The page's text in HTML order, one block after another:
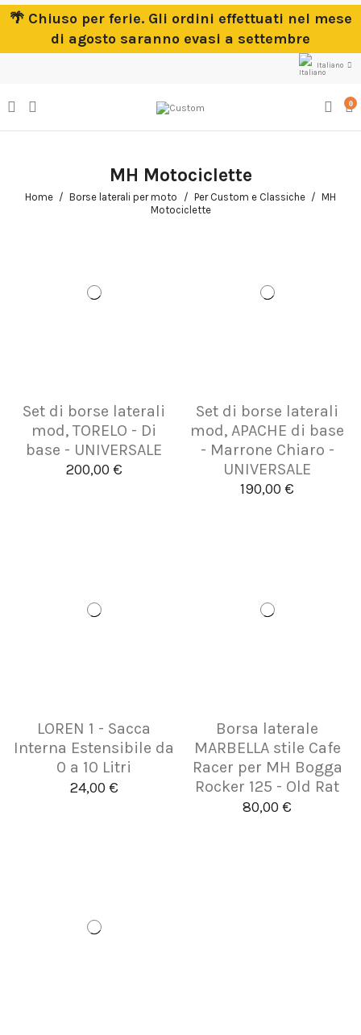
🌴 Chiuso per ferie. Gli ordini effettuati nel mese
di agosto saranno evasi a settembre
Italiano
0
MH Motociclette
Home Borse laterali per moto Per Custom e Classiche
MH
Motociclette
Set di borse laterali
mod, TORELO - Di
base - UNIVERSALE
200,00 €
Set di borse laterali
mod, APACHE di base
- Marrone Chiaro -
UNIVERSALE
190,00 €
LOREN 1 - Sacca
Interna Estensibile da
0 a 10 Litri
24,00 €
Borsa laterale
MARBELLA stile Cafe
Racer per MH Bogga
Rocker 125 - Old Rat
80,00 €